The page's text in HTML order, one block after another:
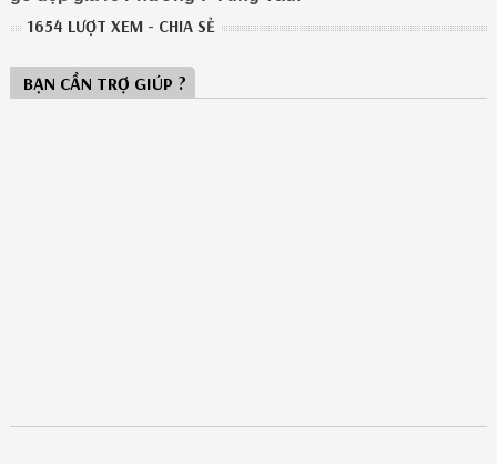
1654 LƯỢT XEM - CHIA SẺ
BẠN CẦN TRỢ GIÚP ?